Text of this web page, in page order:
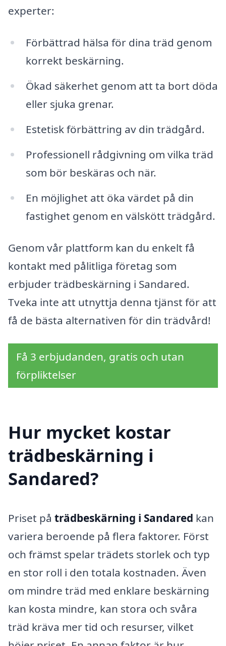
experter:
Förbättrad hälsa för dina träd genom
korrekt beskärning.
Ökad säkerhet genom att ta bort döda
eller sjuka grenar.
Estetisk förbättring av din trädgård.
Professionell rådgivning om vilka träd
som bör beskäras och när.
En möjlighet att öka värdet på din
fastighet genom en välskött trädgård.
Genom vår plattform kan du enkelt få
kontakt med pålitliga företag som
erbjuder trädbeskärning i Sandared.
Tveka inte att utnyttja denna tjänst för att
få de bästa alternativen för din trädvård!
Få 3 erbjudanden, gratis och utan
förpliktelser
Hur mycket kostar
trädbeskärning i
Sandared?
Priset på trädbeskärning i Sandared kan
variera beroende på flera faktorer. Först
och främst spelar trädets storlek och typ
en stor roll i den totala kostnaden. Även
om mindre träd med enklare beskärning
kan kosta mindre, kan stora och svåra
träd kräva mer tid och resurser, vilket